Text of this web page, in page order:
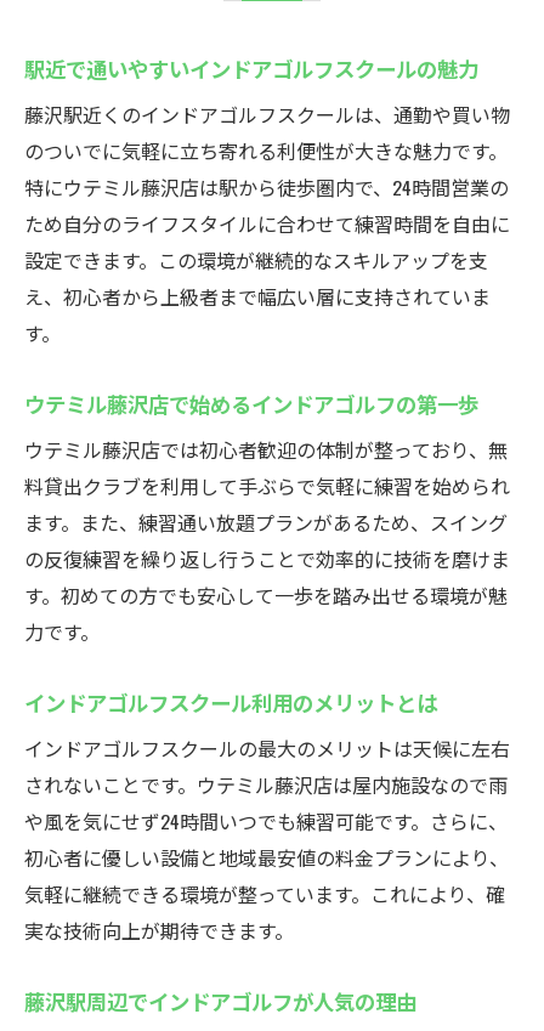
駅近で通いやすいインドアゴルフスクールの魅力
藤沢駅近くのインドアゴルフスクールは、通勤や買い物
のついでに気軽に立ち寄れる利便性が大きな魅力です。
特にウテミル藤沢店は駅から徒歩圏内で、24時間営業の
ため自分のライフスタイルに合わせて練習時間を自由に
設定できます。この環境が継続的なスキルアップを支
え、初心者から上級者まで幅広い層に支持されていま
す。
ウテミル藤沢店で始めるインドアゴルフの第一歩
ウテミル藤沢店では初心者歓迎の体制が整っており、無
料貸出クラブを利用して手ぶらで気軽に練習を始められ
ます。また、練習通い放題プランがあるため、スイング
の反復練習を繰り返し行うことで効率的に技術を磨けま
す。初めての方でも安心して一歩を踏み出せる環境が魅
力です。
インドアゴルフスクール利用のメリットとは
インドアゴルフスクールの最大のメリットは天候に左右
されないことです。ウテミル藤沢店は屋内施設なので雨
や風を気にせず24時間いつでも練習可能です。さらに、
初心者に優しい設備と地域最安値の料金プランにより、
気軽に継続できる環境が整っています。これにより、確
実な技術向上が期待できます。
藤沢駅周辺でインドアゴルフが人気の理由